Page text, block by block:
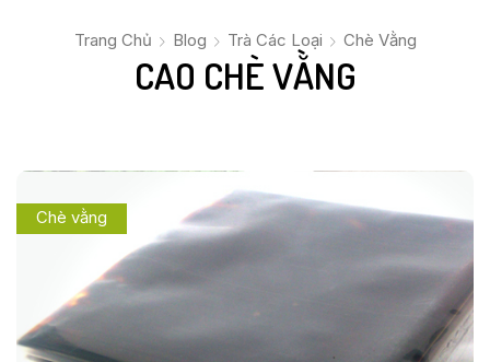
Trang Chủ Blog Trà Các Loại Chè Vằng
CAO CHÈ VẰNG
Chè vằng